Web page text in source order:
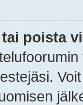
poista